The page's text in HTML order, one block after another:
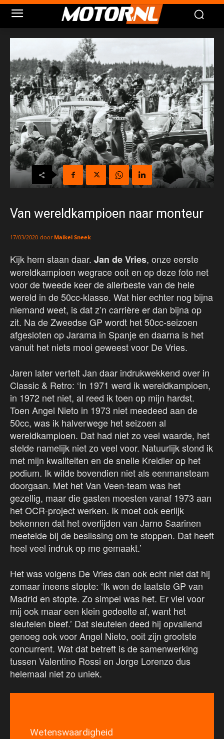
Van wereldkampioen naar monteur
17/03/2020 door Maikel Sneek
Kijk hem staan daar. Jan de Vries, onze eerste
wereldkampioen wegrace ooit en op deze foto net
voor de tweede keer de allerbeste van de hele
wereld in de 50cc-klasse. Wat hier echter nog bijna
niemand weet, is dat z’n carrière er dan bijna op
zit. Na de Zweedse GP wordt het 50cc-seizoen
afgesloten op Jarama in Spanje en daarna is het
vanuit het niets mooi geweest voor De Vries.
Jaren later vertelt Jan daar indrukwekkend over in
Classic & Retro: ‘In 1971 werd ik wereldkampioen,
in 1972 net niet, al reed ik toen op mijn hardst.
Toen Angel Nieto in 1973 niet meedeed aan de
50cc, was ik halverwege het seizoen al
wereldkampioen. Dat had niet zo veel waarde, het
stelde namelijk niet zo veel voor. Natuurlijk stond ik
met mijn kwaliteiten en de snelle Kreidler op het
podium. Ik wilde bovendien niet als eenmansteam
doorgaan. Met het Van Veen-team was het
gezellig, maar die gasten moesten vanaf 1973 aan
het OCR-project werken. Ik moet ook eerlijk
bekennen dat het overlijden van Jarno Saarinen
meetelde bij de beslissing om te stoppen. Dat heeft
heel veel indruk op me gemaakt.’
Het was volgens De Vries dan ook echt niet dat hij
zomaar ineens stopte: ‘Ik won de laatste GP van
Madrid en stopte. Zo simpel was het. Er viel voor
mij ook maar een klein gedeelte af, want het
sleutelen bleef.’ Dat sleutelen deed hij opvallend
genoeg ook voor Angel Nieto, ooit zijn grootste
concurrent. Wat dat betreft is de samenwerking
tussen Valentino Rossi en Jorge Lorenzo dus
helemaal niet zo uniek.
Wetenswaardigheid